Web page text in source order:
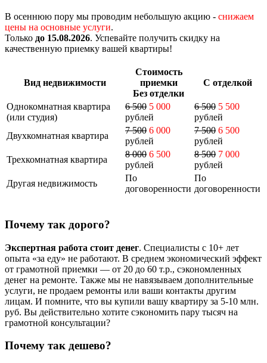
В осеннюю пору мы проводим небольшую акцию - снижаем
цены на основные услуги.
Только до 15.08.2026. Успевайте получить скидку на
качественную приемку вашей квартиры!
Вид недвижимости
Стоимость
приемки
Без отделки
С отделкой
Однокомнатная квартира
(или студия)
6 500 5 000
рублей
6 500 5 500
рублей
Двухкомнатная квартира
7 500 6 000
рублей
7 500 6 500
рублей
Трехкомнатная квартира
8 000 6 500
рублей
8 500 7 000
рублей
Другая недвижимость
По
договоренности
По
договоренности
Почему так дорого?
Экспертная работа стоит денег. Специалисты с 10+ лет
опыта «за еду» не работают. В среднем экономический эффект
от грамотной приемки — от 20 до 60 т.р., сэкономленных
денег на ремонте. Также мы не навязываем дополнительные
услуги, не продаем ремонты или ваши контакты другим
лицам. И помните, что вы купили вашу квартиру за 5-10 млн.
руб. Вы действительно хотите сэкономить пару тысяч на
грамотной консультации?
Почему так дешево?